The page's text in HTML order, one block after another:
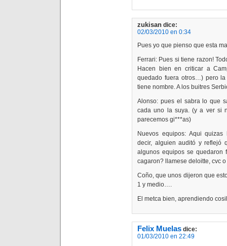
zukisan dice:
02/03/2010 en 0:34
Pues yo que pienso que esta
Ferrari: Pues si tiene razon!
Hacen bien en criticar a
quedado fuera otros…) pero
tiene nombre. A los buitres
Alonso: pues el sabra lo que
cada uno la suya. (y a ver si
parecemos gi***as)
Nuevos equipos: Aqui
decir, alguien auditó y reflejó
algunos equipos se
cagaron? llamese deloitte, cvc
Coño, que unos dijeron que
1 y medio….
El metca bien, aprendiendo
Felix Muelas dice:
01/03/2010 en 22:49